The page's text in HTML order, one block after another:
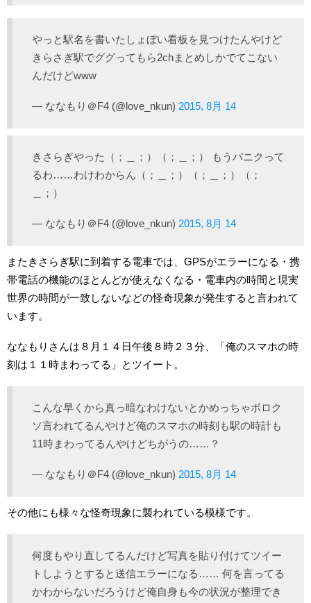
やっと駅名を書いたしょぼい看板を見つけたんやけど
きらさぎ駅でググってもら2chまとめしかでてこない
んだけどwww
— ななもり＠F4 (@love_nkun) 2015, 8月 14
きさらぎやった（；＿；）（；＿；） もうパニクって
るわ……わけわからん（；＿；）（；＿；）（；
＿；）
— ななもり＠F4 (@love_nkun) 2015, 8月 14
またきさらぎ駅に到着する電車では、GPSがエラーになる・携
帯電話の機能のほとんどが使えなくなる・電車内の時間と現実
世界の時間が一致しないなどの怪奇現象が発生すると言われて
います。
ななもりさんは８月１４日午後８時２３分、「俺のスマホの時
刻は１１時まわってる」とツイート。
こんな早くから真っ暗なわけないとかめっちゃボロク
ソ言われてるんやけど俺のスマホの時刻も駅の時計も
11時まわってるんやけどちがうの……？
— ななもり＠F4 (@love_nkun) 2015, 8月 14
その他にも様々な怪奇現象に襲われている模様です。
何度もやり直してるんだけど写真を貼り付けてツイー
トしようとすると送信エラーになる…… 何を言ってる
かわからないだろうけど俺自身も今の状況が整理でき